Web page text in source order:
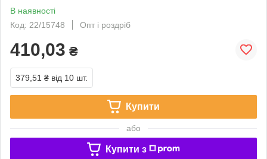
В наявності
Код: 22/15748
Опт і роздріб
410,03 ₴
379,51 ₴ від 10 шт.
Купити
або
Купити з